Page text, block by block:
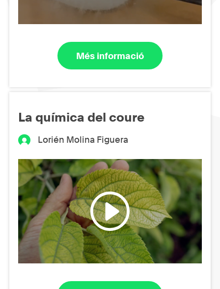
Més informació
La química del coure
Lorién Molina Figuera